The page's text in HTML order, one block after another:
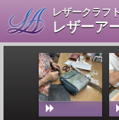
レザークラフ
レザーア